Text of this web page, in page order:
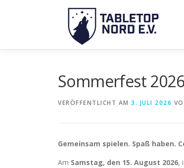
Sommerfest 2026
VERÖFFENTLICHT AM 3. JULI 2026
Gemeinsam spielen. Spaß haben.
Am Samstag, den 15. August 2026,